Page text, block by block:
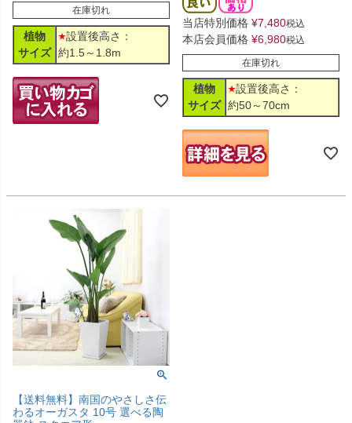
在庫切れ
植物
サイズ
設置後高さ：
約1.5～1.8m
当店特別価格 ¥7,480税込
本店会員価格 ¥6,980税込
在庫切れ
植物
サイズ
設置後高さ：
約50～70cm
【送料無料】南国のやさしさ伝
わるオーガスタ 10号 選べる陶